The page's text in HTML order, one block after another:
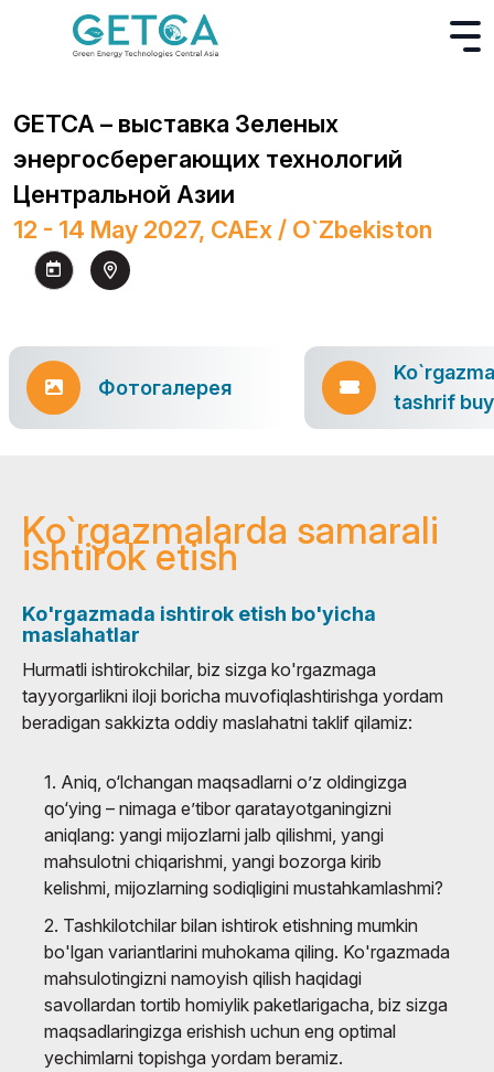
GETCA – выставка Зеленых
энергосберегающих технологий
Центральной Азии
12 - 14 May 2027, CAEx / O`zbekiston
Фотогалерея
tashrif
Ko`rgazmalarda samarali
ishtirok etish
Ko'rgazmada ishtirok etish bo'yicha
maslahatlar
Hurmatli ishtirokchilar, biz sizga ko'rgazmaga
tayyorgarlikni iloji boricha muvofiqlashtirishga yordam
beradigan sakkizta oddiy maslahatni taklif qilamiz:
1. Aniq, o‘lchangan maqsadlarni o’z oldingizga
qo‘ying – nimaga e’tibor qaratayotganingizni
aniqlang: yangi mijozlarni jalb qilishmi, yangi
mahsulotni chiqarishmi, yangi bozorga kirib
kelishmi, mijozlarning sodiqligini mustahkamlashmi?
2. Tashkilotchilar bilan ishtirok etishning mumkin
bo'lgan variantlarini muhokama qiling. Ko'rgazmada
mahsulotingizni namoyish qilish haqidagi
savollardan tortib homiylik paketlarigacha, biz sizga
maqsadlaringizga erishish uchun eng optimal
yechimlarni topishga yordam beramiz.